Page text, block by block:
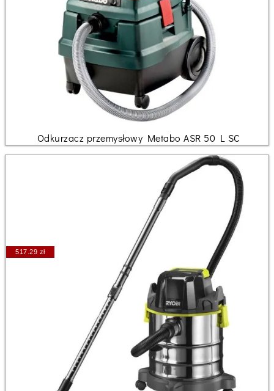
Odkurzacz przemysłowy Metabo ASR 50 L SC
517.29 zł